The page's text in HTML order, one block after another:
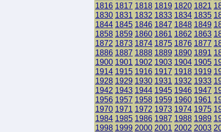
1816 1817 1818 1819 1820 1821
1830 1831 1832 1833 1834 1835
1844 1845 1846 1847 1848 1849
1858 1859 1860 1861 1862 1863
1872 1873 1874 1875 1876 1877
1886 1887 1888 1889 1890 1891
1900 1901 1902 1903 1904 1905
1914 1915 1916 1917 1918 1919
1928 1929 1930 1931 1932 1933
1942 1943 1944 1945 1946 1947
1956 1957 1958 1959 1960 1961
1970 1971 1972 1973 1974 1975
1984 1985 1986 1987 1988 1989
1998 1999 2000 2001 2002 2003